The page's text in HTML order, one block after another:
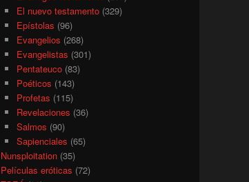
El nuevo testamento(329)
Epístolas (96)
Evangelios (268)
Evangelistas (301)
Pentateuco(83)
Poéticos (143)
Profetas (115)
Revelaciones (36)
Salmos (90)
Sapienciales (65)
Nunsploitation (35)
Películas eróticas (72)